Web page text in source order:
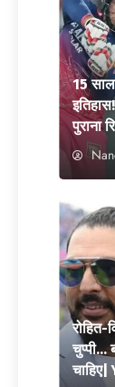
15
पुराना
रोहित-
चुप्पी…